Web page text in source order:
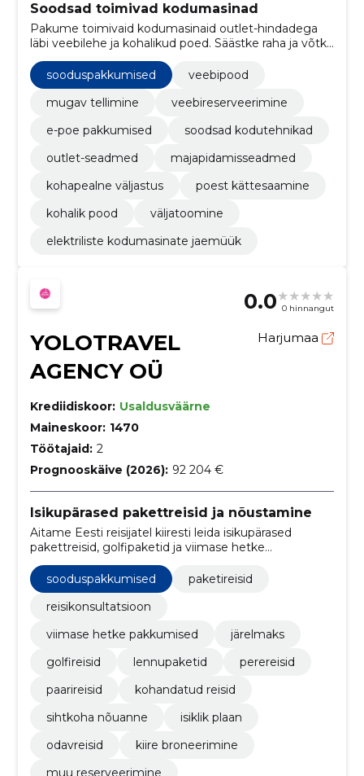
Soodsad toimivad kodumasinad
Pakume toimivaid kodumasinaid outlet-hindadega
läbi veebilehe ja kohalikud poed. Säästke raha ja võtke
ost kätte lähimast poest.
sooduspakkumised
veebipood
mugav tellimine
veebireserveerimine
e-poe pakkumised
soodsad kodutehnikad
outlet-seadmed
majapidamisseadmed
kohapealne väljastus
poest kättesaamine
kohalik pood
väljatoomine
elektriliste kodumasinate jaemüük
0.0 0 hinnangut
YOLOTRAVEL
AGENCY OÜ
Harjumaa
Krediidiskoor: Usaldusväärne
Maineskoor: 1470
Töötajaid: 2
Prognooskäive (2026): 92 204 €
Isikupärased pakettreisid ja nõustamine
Aitame Eesti reisijatel kiiresti leida isikupärased
pakettreisid, golfipaketid ja viimase hetke
sooduspakkumised. Pakume personaalset
nõustamist, hotellisoovitusi ja järelmaksu.
sooduspakkumised
paketireisid
reisikonsultatsioon
viimase hetke pakkumised
järelmaks
golfireisid
lennupaketid
perereisid
paarireisid
kohandatud reisid
sihtkoha nõuanne
isiklik plaan
odavreisid
kiire broneerimine
muu reserveerimine